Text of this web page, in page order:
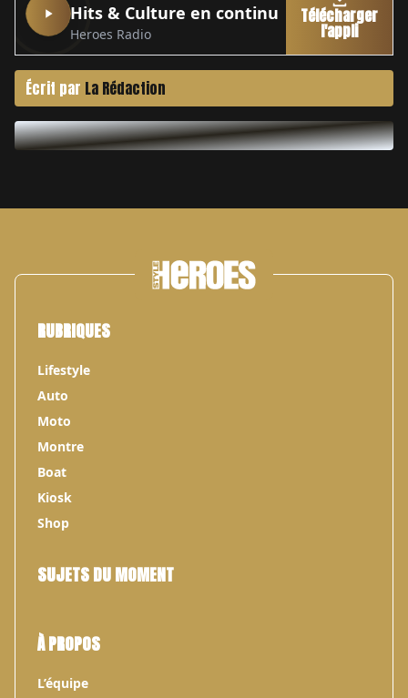
Hits & Culture en continu
Heroes Radio
Télécharger
l'appli
Écrit par La Rédaction
RUBRIQUES
Lifestyle
Auto
Moto
Montre
Boat
Kiosk
Shop
SUJETS DU MOMENT
À PROPOS
L’équipe